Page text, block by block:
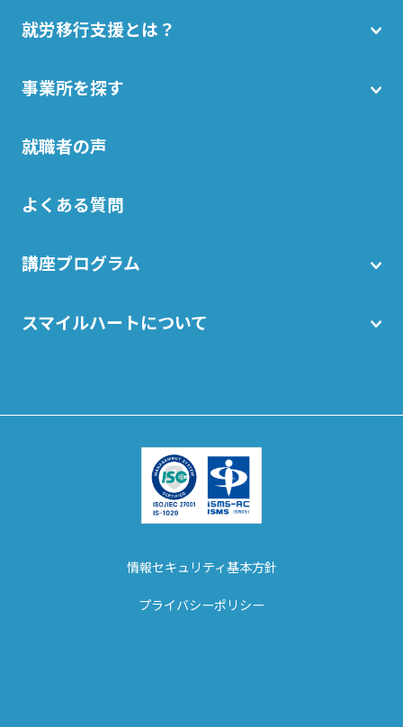
就労移行支援とは？
事業所を探す
就職者の声
よくある質問
講座プログラム
スマイルハートについて
情報セキュリティ基本方針
プライバシーポリシー